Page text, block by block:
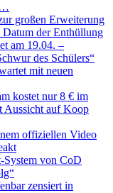
großen Erweiterung
der Enthüllung
am 19.04. –
des Schülers“
mit neuen
kostet nur 8 € im
Aussicht auf Koop
offiziellen Video
System von CoD
zensiert in